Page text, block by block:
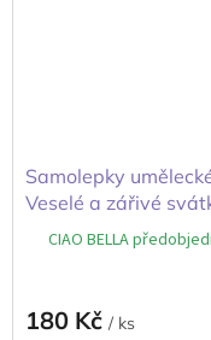
Samolepky
Veselé a zářivé
CIAO BELLA
180 Kč/ ks